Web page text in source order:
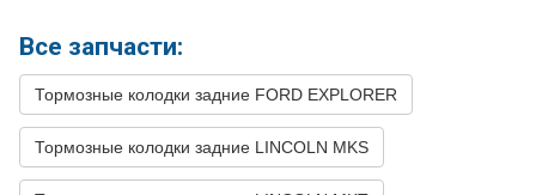
39 LINCOLN MKT
40 LINCOLN MKT 2013
L4 2.0L TURBO -
Turbocharged
41 LINCOLN MKT 2013
V6 3.5L TURBO -
Turbocharged
Все запчасти:
Тормозные колодки задние FORD EXPLORER
Тормозные колодки задние LINCOLN MKS